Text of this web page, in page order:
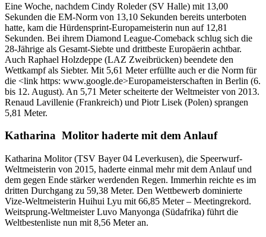
Eine Woche, nachdem Cindy Roleder (SV Halle) mit 13,00
Sekunden die EM-Norm von 13,10 Sekunden bereits unterboten
hatte, kam die Hürdensprint-Europameisterin nun auf 12,81
Sekunden. Bei ihrem Diamond League-Comeback schlug sich die
28-Jährige als Gesamt-Siebte und drittbeste Europäerin achtbar.
Auch Raphael Holzdeppe (LAZ Zweibrücken) beendete den
Wettkampf als Siebter. Mit 5,61 Meter erfüllte auch er die Norm für
die <link https: www.google.de>Europameisterschaften in Berlin (6.
bis 12. August). An 5,71 Meter scheiterte der Weltmeister von 2013.
Renaud Lavillenie (Frankreich) und Piotr Lisek (Polen) sprangen
5,81 Meter.
Katharina Molitor haderte mit dem Anlauf
Katharina Molitor (TSV Bayer 04 Leverkusen), die Speerwurf-
Weltmeisterin von 2015, haderte einmal mehr mit dem Anlauf und
dem gegen Ende stärker werdenden Regen. Immerhin reichte es im
dritten Durchgang zu 59,38 Meter. Den Wettbewerb dominierte
Vize-Weltmeisterin Huihui Lyu mit 66,85 Meter – Meetingrekord.
Weitsprung-Weltmeister Luvo Manyonga (Südafrika) führt die
Weltbestenliste nun mit 8,56 Meter an.